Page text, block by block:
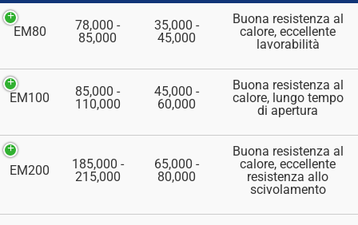
EM80
78,000 -
85,000
35,000 -
45,000
Buona resistenza al
calore, eccellente
lavorabilità
EM100
85,000 -
110,000
45,000 -
60,000
Buona resistenza al
calore, lungo tempo
di apertura
EM200
185,000 -
215,000
65,000 -
80,000
Buona resistenza al
calore, eccellente
resistenza allo
scivolamento